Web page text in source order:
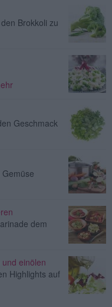
Brokkoli zu
Geschmack
dem
einölen
Highlights auf